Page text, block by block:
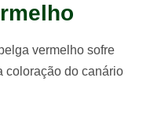
vermelho sofre
coloração do canário